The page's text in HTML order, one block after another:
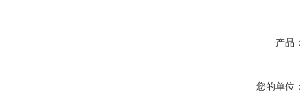
产品：
您的单位：